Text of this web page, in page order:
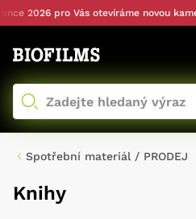
2026 pro Vás otevíráme novou
Spotřební materiál / PRODEJ
Knihy